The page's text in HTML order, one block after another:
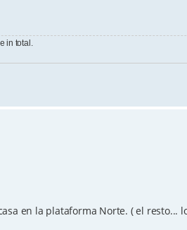
in total.
en la plataforma Norte. ( el resto...